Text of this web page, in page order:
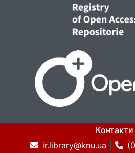
Контакти
ir.library@knu.ua